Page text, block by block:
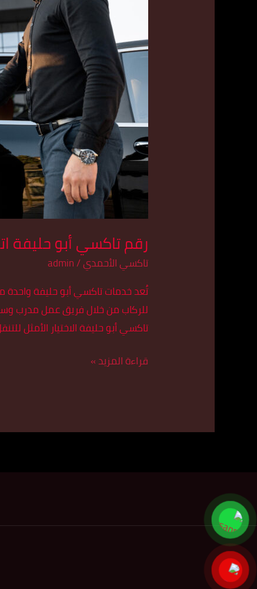
رقم تاكسي أبو حليفة اتصل بنا
تاكسي الأحمدي/
admin
تُعد خدمات تاكسي أبو حليفة واحدة
للركاب من خلال فريق عمل مدرب
تاكسي أبو حليفة الاختيار
55179079
قراءة المزيد »